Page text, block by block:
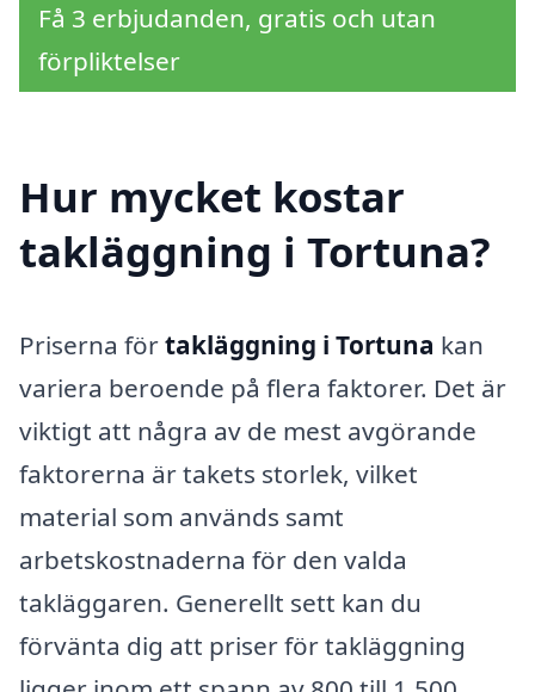
Få 3 erbjudanden, gratis och utan
förpliktelser
Hur mycket kostar
takläggning i Tortuna?
Priserna förtakläggning i Tortuna kan
variera beroende på flera faktorer. Det är
viktigt att några av de mest avgörande
faktorerna är takets storlek, vilket
material som används samt
arbetskostnaderna för den valda
takläggaren. Generellt sett kan du
förvänta dig att priser för takläggning